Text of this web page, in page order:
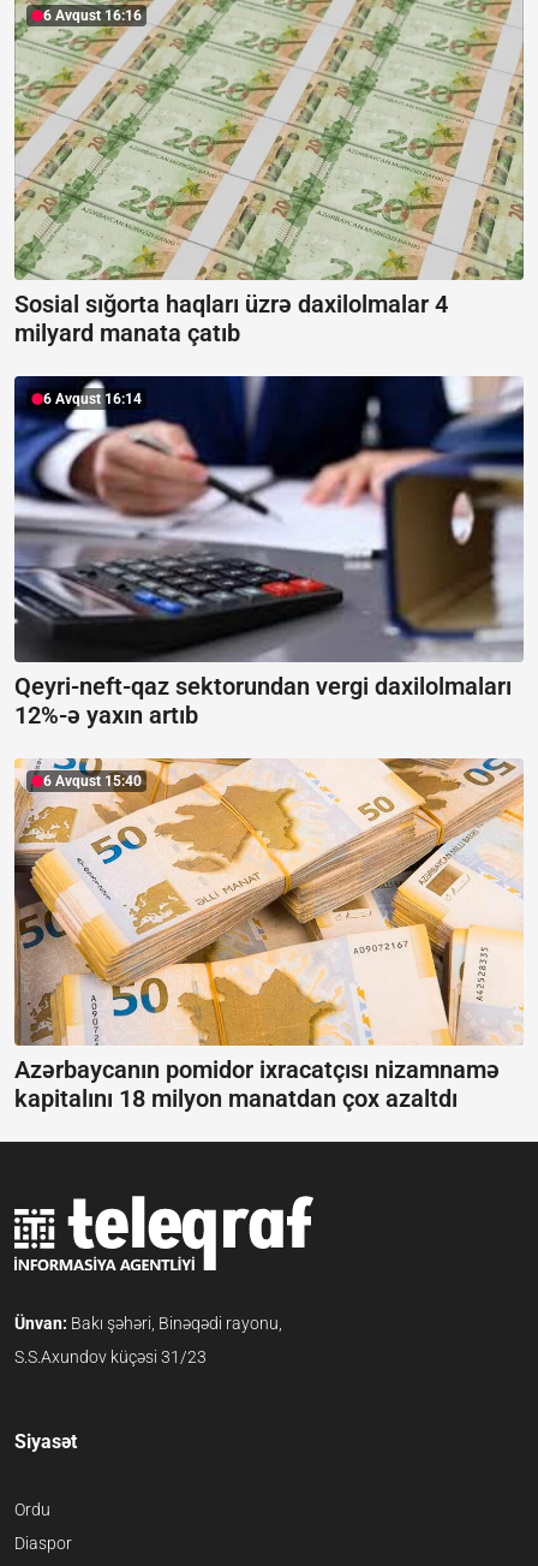
6 Avqust 16:16
Sosial sığorta haqları üzrə daxilolmalar 4
milyard manata çatıb
6 Avqust 16:14
Qeyri-neft-qaz sektorundan vergi daxilolmaları
12%-ə yaxın artıb
6 Avqust 15:40
Azərbaycanın pomidor ixracatçısı nizamnamə
kapitalını 18 milyon manatdan çox azaltdı
Ünvan: Bakı şəhəri, Binəqədi rayonu,
S.S.Axundov küçəsi 31/23
Siyasət
Ordu
Diaspor